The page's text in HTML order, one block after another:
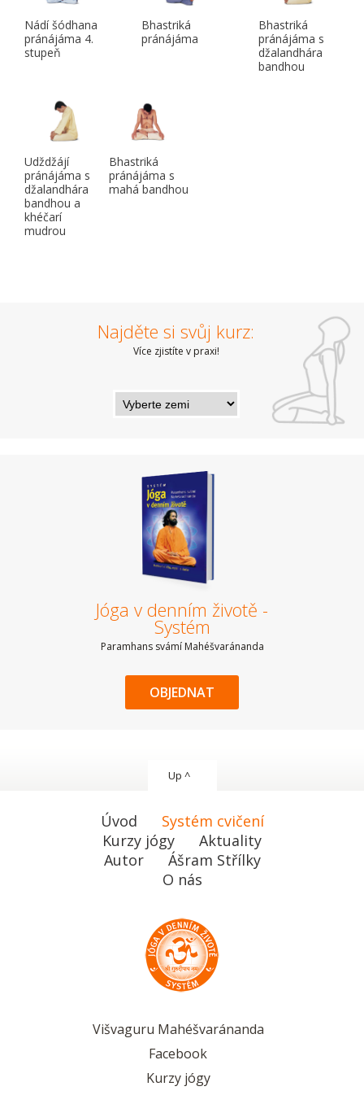
Nádí šódhana
pránájáma 4.
stupeň
Bhastriká
pránájáma
Bhastriká
pránájáma s
džalandhára
bandhou
Udždžájí
pránájáma s
džalandhára
bandhou a
khéčarí
mudrou
Bhastriká
pránájáma s
mahá bandhou
Najděte si svůj kurz:
Více zjistíte v praxi!
Jóga v denním životě -
Systém
Paramhans svámí Mahéšvaránanda
OBJEDNAT
Up ^
Úvod
Systém cvičení
Kurzy jógy
Aktuality
Autor
Ášram Střílky
O nás
Višvaguru Mahéšvaránanda
Facebook
Kurzy jógy